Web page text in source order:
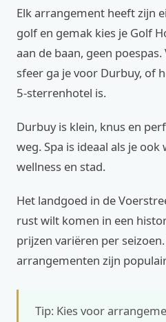
Elk arrangement heeft zijn
golf en gemak kies je Golf
aan de baan, geen
sfeer ga je voor Durbuy, of
5-sterrenhotel is.
Durbuy is klein, knus en
weg. Spa is ideaal als je
wellness en stad.
Het landgoed in de
rust wilt komen in een
prijzen variëren per
arrangementen zijn
Tip: Kies voor